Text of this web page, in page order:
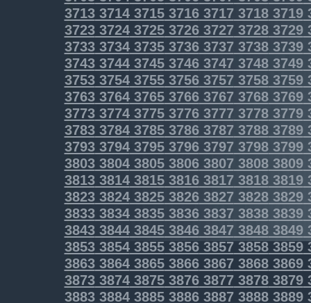
3713371437153716371737183719
37233724372537263727 37283729
37333734373537363737 37383739
37433744374537463747 37483749
37533754375537563757 37583759
37633764376537663767 37683769
3773377437753776377737783779
37833784378537863787 37883789
37933794379537963797 37983799
38033804380538063807 38083809
38133814381538163817 38183819
38233824382538263827 38283829
38333834383538363837 38383839
38433844384538463847 38483849
3853385438553856385738583859
3863386438653866386738683869
3873387438753876387738783879
3883388438853886388738883889